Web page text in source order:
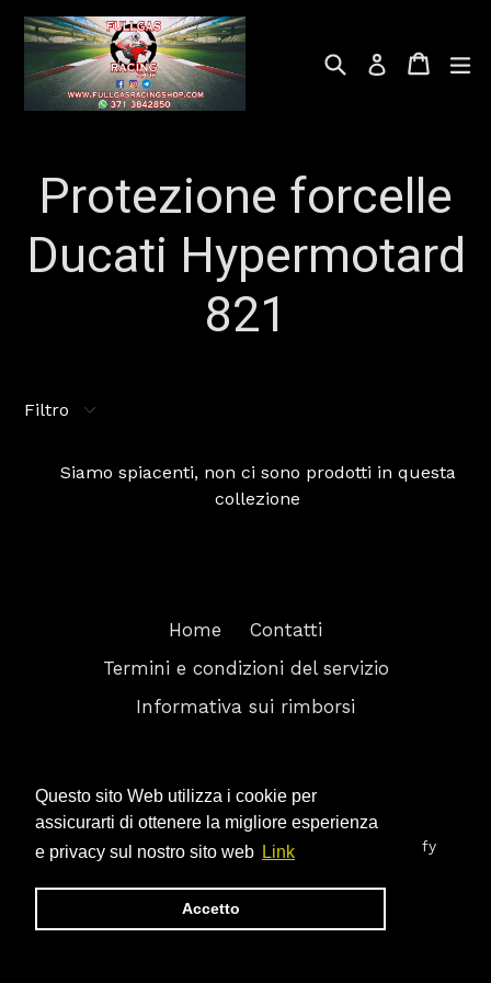
Questo sito Web utilizza i cookie per
assicurarti di ottenere la migliore esperienza
e privacy sul nostro sito web Link
Accetto
RicercaAccesso
Protezione forcelle
Ducati Hypermotard
821
Siamo spiacenti, non ci sono prodotti in questa
collezione
Home
Contatti
Termini e condizioni del servizio
Informativa sui rimborsi
© 2026,FULL GAS RACING Powered by Shopify